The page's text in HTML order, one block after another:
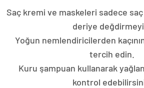
Saç kremi ve maskeleri sadece saç
deriye
Yoğun nemlendiricilerden
tercih edin.
Kuru şampuan kullanarak
kontrol